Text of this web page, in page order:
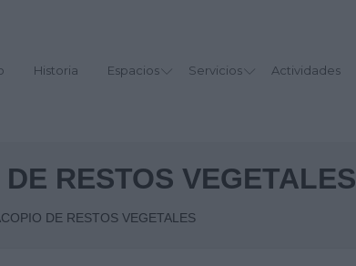
Historia Espacios Servicios Actividades
RESTOS VEGETALES
DE RESTOS VEGETALES